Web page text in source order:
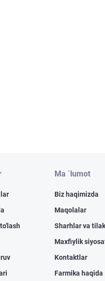
Ma `lumot
Biz haqimizda
Maqolalar
Sharhlar va
Maxfiylik
Kontaktlar
Farmika haqida